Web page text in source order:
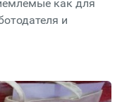
как для
и